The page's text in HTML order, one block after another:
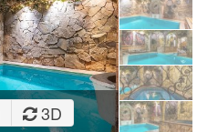
3D